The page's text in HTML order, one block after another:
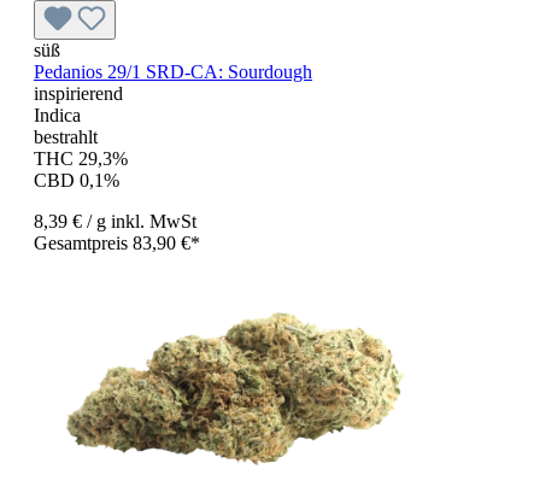
süß
Pedanios 29/1 SRD-CA: Sourdough
inspirierend
Indica
bestrahlt
THC 29,3%
CBD 0,1%
8,39 € / g inkl. MwSt
Gesamtpreis 83,90 €*